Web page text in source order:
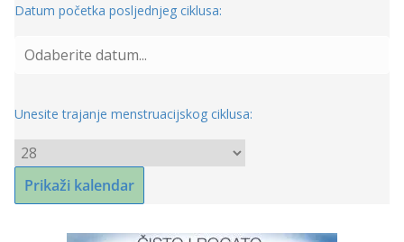
Datum početka posljednjeg ciklusa:
Unesite trajanje menstruacijskog ciklusa: